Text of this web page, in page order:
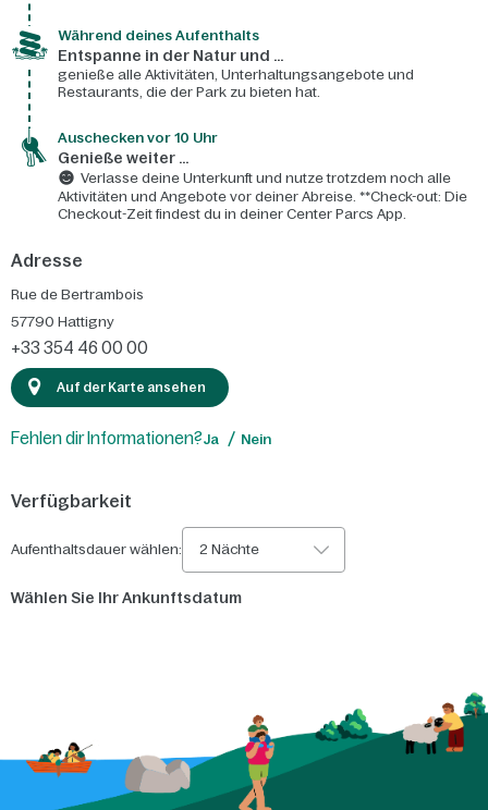
Während deines Aufenthalts
Entspanne in der Natur und ...
genieße alle Aktivitäten, Unterhaltungsangebote und
Restaurants, die der Park zu bieten hat.
Auschecken vor 10 Uhr
Genieße weiter ...
Verlasse deine Unterkunft und nutze trotzdem noch alle
Aktivitäten und Angebote vor deiner Abreise. **Check-out: Die
Checkout-Zeit findest du in deiner Center Parcs App.
Adresse
Rue de Bertrambois
57790 Hattigny
+33 354 46 00 00
Auf der Karte ansehen
Fehlen dir Informationen?Ja Nein
Verfügbarkeit
Aufenthaltsdauer wählen: 2 Nächte
Wählen Sie Ihr Ankunftsdatum